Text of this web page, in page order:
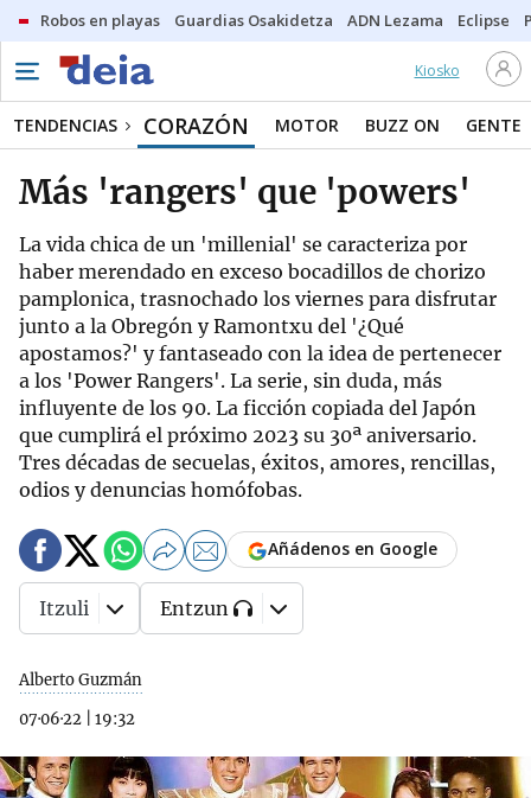
Robos en playas Guardias Osakidetza ADN Lezama Eclipse
Kiosko
TENDENCIAS CORAZÓN MOTOR BUZZ ON GENTE
Más 'rangers' que 'powers'
La vida chica de un 'millenial' se caracteriza por
haber merendado en exceso bocadillos de chorizo
pamplonica, trasnochado los viernes para disfrutar
junto a la Obregón y Ramontxu del '¿Qué
apostamos?' y fantaseado con la idea de pertenecer
a los 'Power Rangers'. La serie, sin duda, más
influyente de los 90. La ficción copiada del Japón
que cumplirá el próximo 2023 su 30ª aniversario.
Tres décadas de secuelas, éxitos, amores, rencillas,
odios y denuncias homófobas.
Alberto Guzmán
07·06·22
19:32
Añádenos en Google
Itzuli Entzun